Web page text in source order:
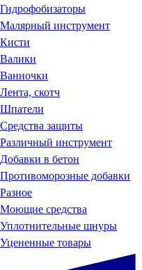
Гидрофобизаторы
Малярный инструмент
Кисти
Валики
Ванночки
Лента, скотч
Шпатели
Средства защиты
Различный инструмент
Добавки в бетон
Противоморозные добавки
Разное
Моющие средства
Уплотнительные шнуры
Уцененные товары